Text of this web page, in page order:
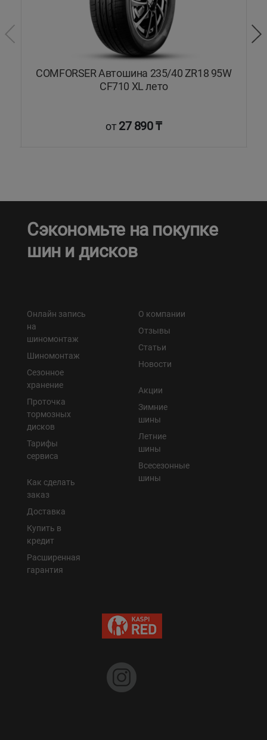
COMFORSER Автошина 235/40 ZR18 95W
CF710 XL лето
от27 890 ₸
Сэкономьте на покупке
шин и дисков
Онлайн запись
на
шиномонтаж
Шиномонтаж
Сезонное
хранение
Проточка
тормозных
дисков
Тарифы
сервиса
Как сделать
заказ
Доставка
Купить в
кредит
Расширенная
гарантия
О компании
Отзывы
Статьи
Новости
Акции
Зимние
шины
Летние
шины
Всесезонные
шины